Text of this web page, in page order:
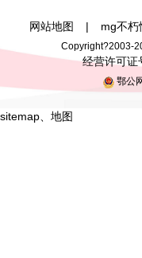
网站地图 | mg不朽
Copyright?2003-
经营许可证号
鄂公
sitemap、 地图